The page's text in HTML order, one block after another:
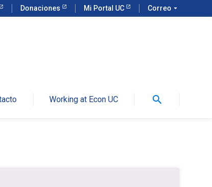
Donaciones Mi Portal UC Correo arrow_drop_down
Working at Econ UC search